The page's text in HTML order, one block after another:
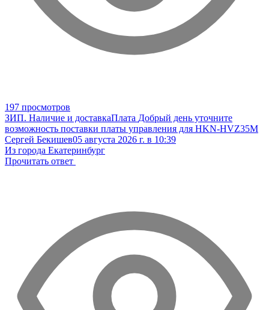
197 просмотров
ЗИП. Наличие и доставкаПлата Добрый день уточните
возможность поставки платы управления для HKN-HVZ35M
Сергей Бекишев05 августа 2026 г. в 10:39
Из города Екатеринбург
Прочитать ответ